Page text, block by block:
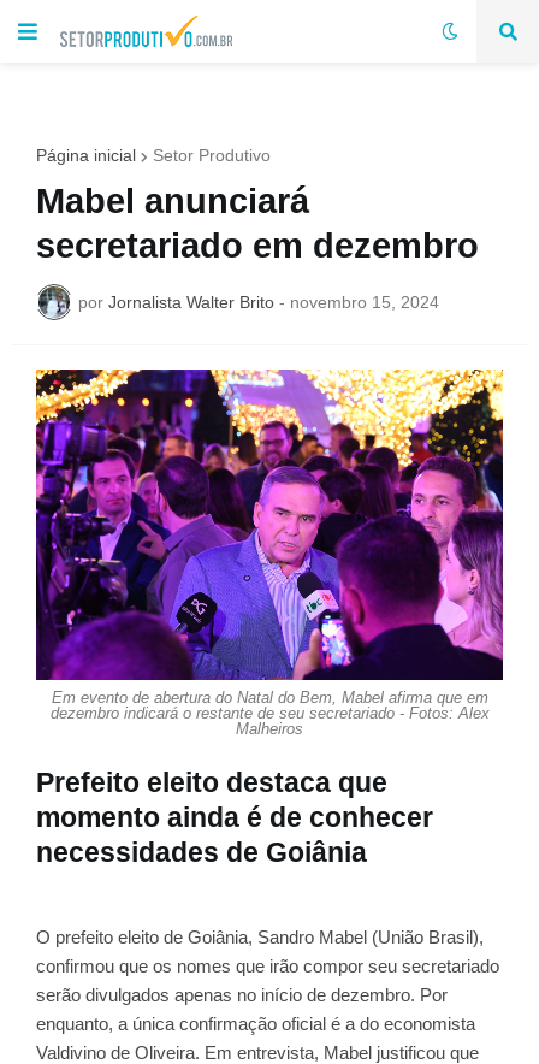
Página inicial Setor Produtivo
Mabel anunciará
secretariado em dezembro
por Jornalista Walter Brito - novembro 15, 2024
Em evento de abertura do Natal do Bem, Mabel afirma que em
dezembro indicará o restante de seu secretariado - Fotos: Alex
Malheiros
Prefeito eleito destaca que
momento ainda é de conhecer
necessidades de Goiânia
O prefeito eleito de Goiânia, Sandro Mabel (União Brasil),
confirmou que os nomes que irão compor seu secretariado
serão divulgados apenas no início de dezembro. Por
enquanto, a única confirmação oficial é a do economista
Valdivino de Oliveira. Em entrevista, Mabel justificou que